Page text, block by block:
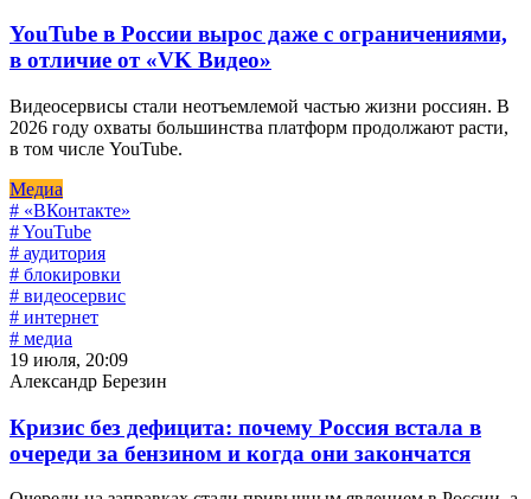
YouTube в России вырос даже с ограничениями,
в отличие от «VK Видео»
Видеосервисы стали неотъемлемой частью жизни россиян. В
2026 году охваты большинства платформ продолжают расти,
в том числе YouTube.
Медиа
# «ВКонтакте»
# YouTube
# аудитория
# блокировки
# видеосервис
# интернет
# медиа
19 июля, 20:09
Александр Березин
Кризис без дефицита: почему Россия встала в
очереди за бензином и когда они закончатся